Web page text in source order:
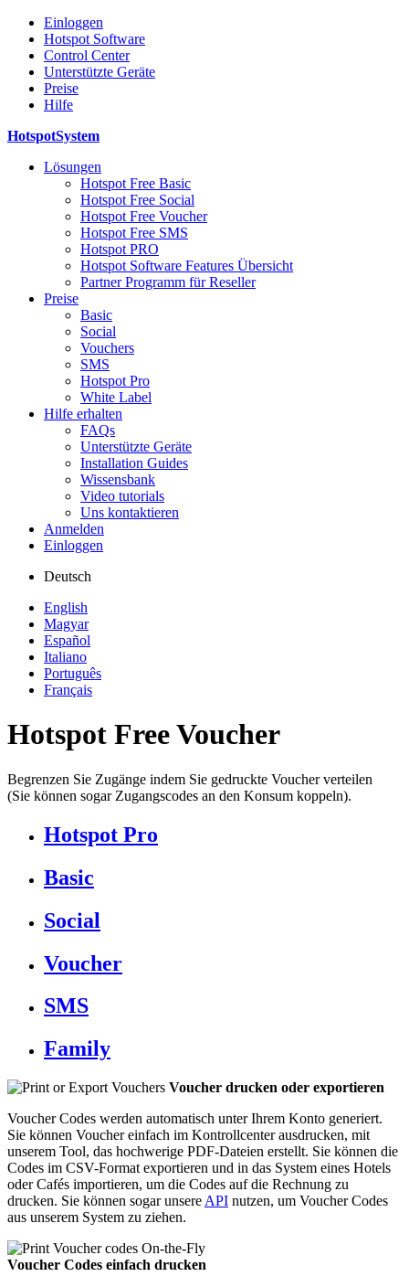
Einloggen
Hotspot Software
Control Center
Unterstützte Geräte
Preise
Hilfe
HotspotSystem
Lösungen
Hotspot Free Basic
Hotspot Free Social
Hotspot Free Voucher
Hotspot Free SMS
Hotspot PRO
Hotspot Software Features Übersicht
Partner Programm für Reseller
Preise
Basic
Social
Vouchers
SMS
Hotspot Pro
White Label
Hilfe erhalten
FAQs
Unterstützte Geräte
Installation Guides
Wissensbank
Video tutorials
Uns kontaktieren
Anmelden
Einloggen
Deutsch
English
Magyar
Español
Italiano
Português
Français
Hotspot Free Voucher
Begrenzen Sie Zugänge indem Sie gedruckte Voucher verteilen
(Sie können sogar Zugangscodes an den Konsum koppeln).
Hotspot Pro
Basic
Social
Voucher
SMS
Family
Voucher drucken oder exportieren
Voucher Codes werden automatisch unter Ihrem Konto generiert.
Sie können Voucher einfach im Kontrollcenter ausdrucken, mit
unserem Tool, das hochwerige PDF-Dateien erstellt. Sie können die
Codes im CSV-Format exportieren und in das System eines Hotels
oder Cafés importieren, um die Codes auf die Rechnung zu
drucken. Sie können sogar unsere API nutzen, um Voucher Codes
aus unserem System zu ziehen.
Voucher Codes einfach drucken